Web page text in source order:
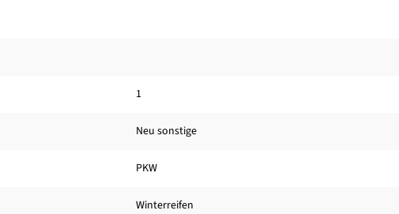
1
Neu sonstige
PKW
Winterreifen